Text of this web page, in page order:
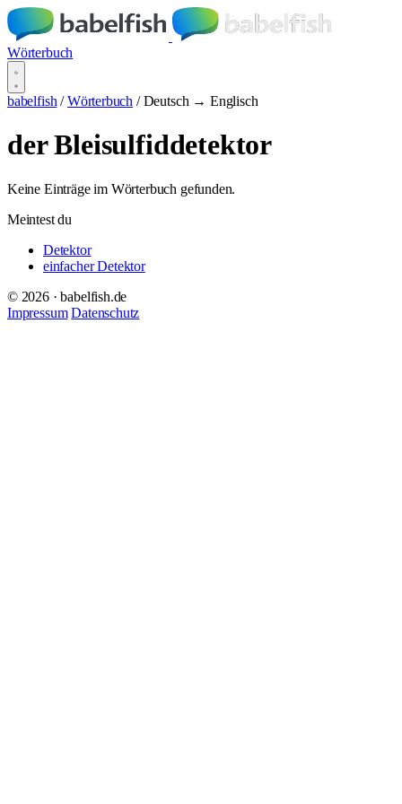
Wörterbuch
babelfish / Wörterbuch / Deutsch → Englisch
der Bleisulfiddetektor
Keine Einträge im Wörterbuch gefunden.
Meintest du
Detektor
einfacher Detektor
© 2026 · babelfish.de
Impressum Datenschutz